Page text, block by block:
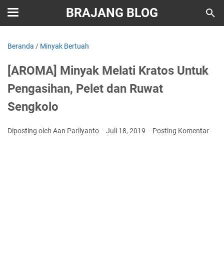
BRAJANG BLOG
Beranda / Minyak Bertuah
[AROMA] Minyak Melati Kratos Untuk
Pengasihan, Pelet dan Ruwat
Sengkolo
Diposting oleh Aan Parliyanto Juli 18, 2019 Posting Komentar